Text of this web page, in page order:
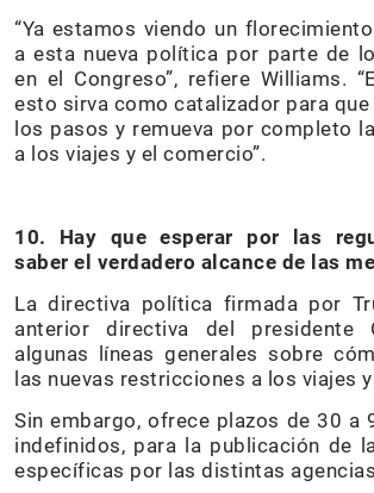
“Ya estamos viendo un
a esta nueva política por parte de
en el Congreso”, refiere Williams.
esto sirva como catalizador para
los pasos y remueva por completo
a los viajes y el comercio”.
10. Hay que esperar por las
saber el verdadero alcance de las
La directiva política firmada por
anterior directiva del presidente
algunas líneas generales sobre
las nuevas restricciones a los viajes
Sin embargo, ofrece plazos de 30 a
indefinidos, para la publicación de
específicas por las distintas